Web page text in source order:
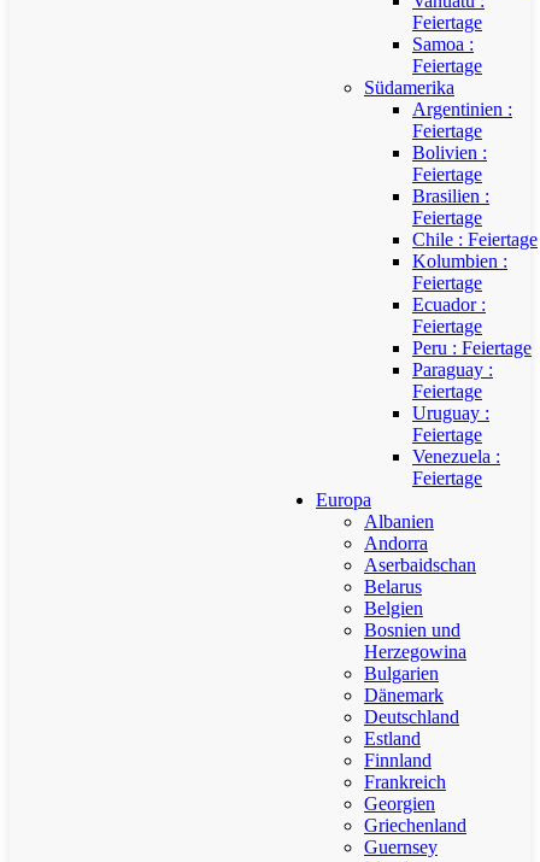
Feiertage
Samoa :
Feiertage
Südamerika
Argentinien :
Feiertage
Bolivien :
Feiertage
Brasilien :
Feiertage
Chile : Feiertage
Kolumbien :
Feiertage
Ecuador :
Feiertage
Peru : Feiertage
Paraguay :
Feiertage
Uruguay :
Feiertage
Venezuela :
Feiertage
Europa
Albanien
Andorra
Aserbaidschan
Belarus
Belgien
Bosnien und
Herzegowina
Bulgarien
Dänemark
Deutschland
Estland
Finnland
Frankreich
Georgien
Griechenland
Guernsey